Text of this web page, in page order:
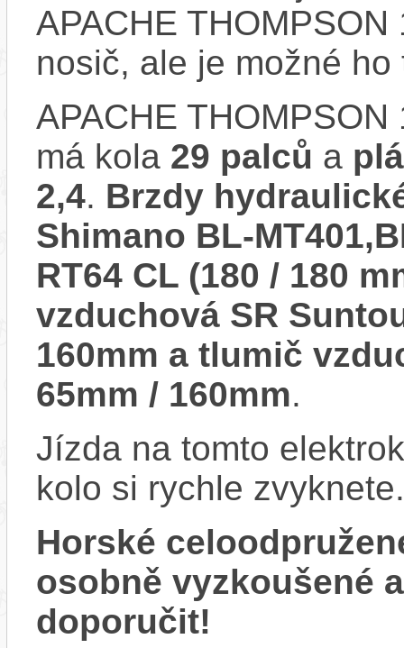
APACHE
nosič, ale je možné
APACHE
má kola 29 palců a
2,4. Brzdy
Shimano BL-
RT64 CL (180 / 180
vzduchová SR
160mm a tlumič
65mm / 160mm.
Jízda na tomto
kolo si rychle zvyknete.
Horské
osobně vyzkoušené
doporučit!